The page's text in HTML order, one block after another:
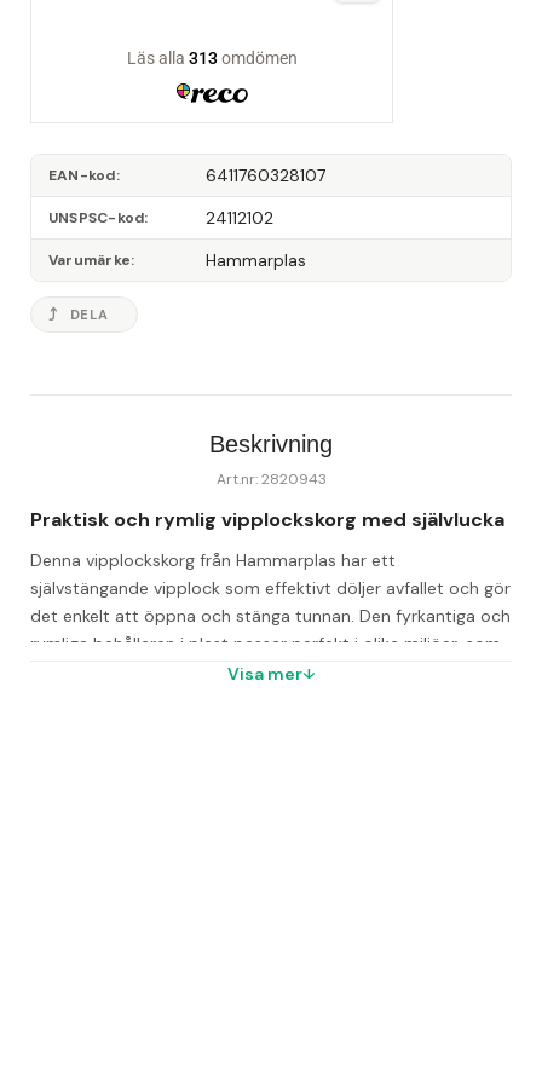
EAN-kod 6411760328107
UNSPSC-kod 24112102
Varumärke Hammarplas
DELA
Beskrivning
Art.nr: 2820943
Praktisk och rymlig vipplockskorg med självlucka
Denna vipplockskorg från Hammarplas har ett
självstängande vipplock som effektivt döljer avfallet och gör
det enkelt att öppna och stänga tunnan. Den fyrkantiga och
rymliga behållaren i plast passar perfekt i olika miljöer, som
kontor, wc, verkstad, lager, kök, omklädningsrum, matsal och
Visa mer